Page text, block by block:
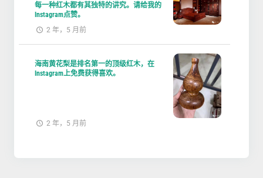
每一种红木都有其独特的讲究。请给我的
Instagram点赞。
2 年，5 月前
海南黄花梨是排名第一的顶级红木，在
Instagram上免费获得喜欢。
2 年，5 月前